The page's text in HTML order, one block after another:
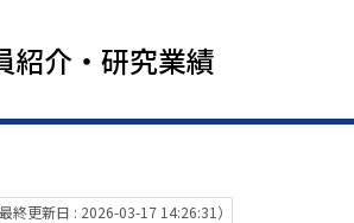
紹介・研究業績
最終更新日 : 2026-03-17 14:26:31）